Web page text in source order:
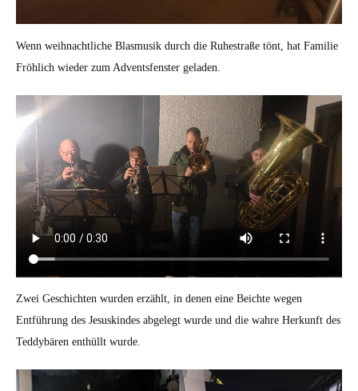
Wenn weihnachtliche Blasmusik durch die Ruhestraße tönt, hat Familie
Fröhlich wieder zum Adventsfenster geladen.
Zwei Geschichten wurden erzählt, in denen eine Beichte wegen
Entführung des Jesuskindes abgelegt wurde und die wahre Herkunft des
Teddybären enthüllt wurde.